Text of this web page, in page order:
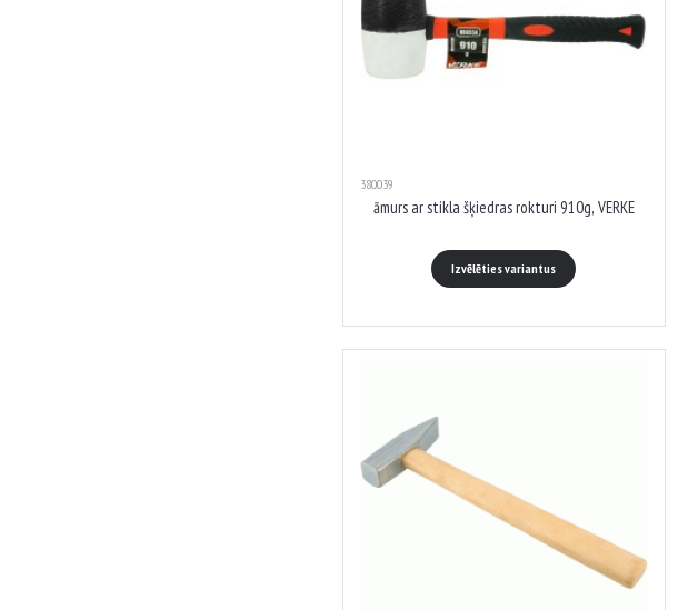
380039
āmurs ar stikla šķiedras rokturi 910g, VERKE
Izvēlēties variantus